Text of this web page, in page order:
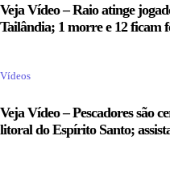
Veja Vídeo – Raio atinge
Tailândia; 1 morre e 12 ficam
Vídeos
Veja Vídeo – Pescadores são
litoral do Espírito Santo;